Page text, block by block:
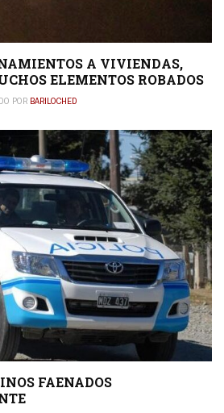
A VIVIENDAS,
ELEMENTOS ROBADOS
POR BARILOCHED
FAENADOS